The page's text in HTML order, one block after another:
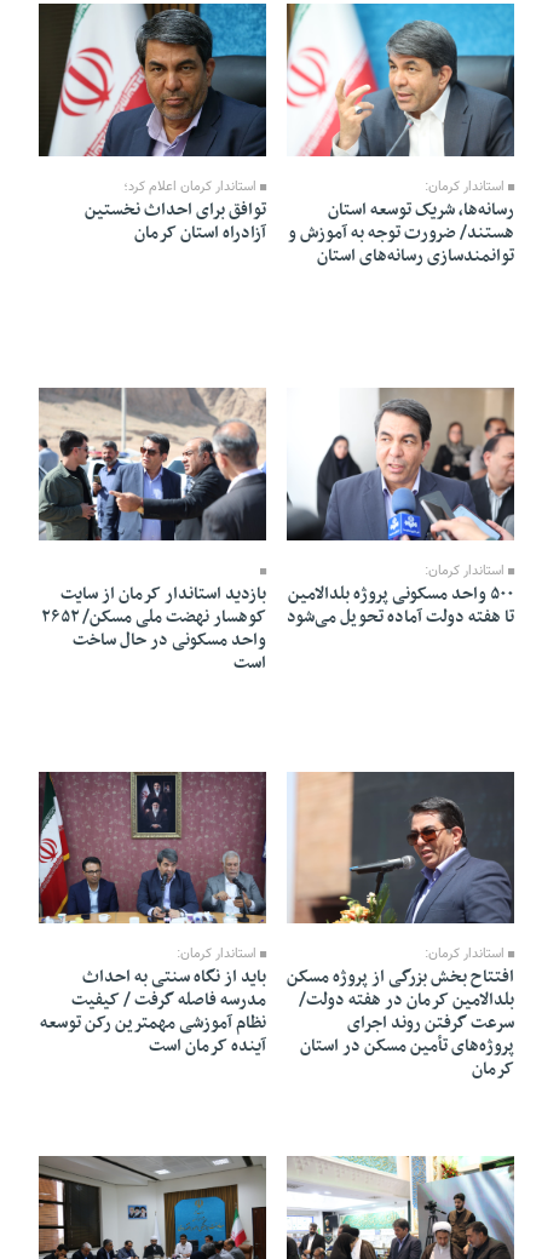
12 Khordad 1405 - 20:59
استاندار کرمان:
رسانه‌ها، شریک توسعه استان
هستند/ ضرورت توجه به آموزش و
توانمندسازی رسانه‌های استان
12 Khordad 1405 - 14:48
استاندار کرمان اعلام کرد؛
توافق برای احداث نخستین
آزادراه استان کرمان
10 Khordad 1405 - 19:41
استاندار کرمان:
۵۰۰ واحد مسکونی پروژه بلدالامین
تا هفته دولت آماده تحویل می‌شود
10 Khordad 1405 - 19:26
بازدید استاندار کرمان از سایت
کوهسار نهضت ملی مسکن/ ۲۶۵۲
واحد مسکونی در حال ساخت
است
10 Khordad 1405 - 19:16
استاندار کرمان:
افتتاح بخش بزرگی از پروژه مسکن
بلدالامین کرمان در هفته دولت/
سرعت گرفتن روند اجرای
پروژه‌های تأمین مسکن در استان
کرمان
09 Khordad 1405 - 22:55
استاندار کرمان:
باید از نگاه سنتی به احداث
مدرسه فاصله گرفت / کیفیت
نظام آموزشی مهمترین رکن توسعه
آینده کرمان است